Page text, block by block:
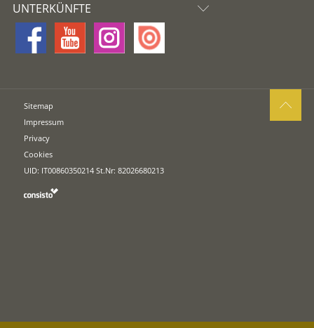
UNTERKÜNFTE
Sitemap
Impressum
Privacy
Cookies
UID: IT00860350214 St.Nr: 82026680213